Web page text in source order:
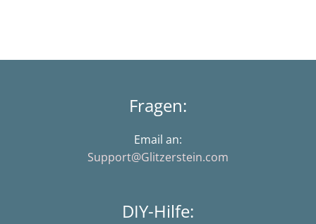
Fragen:
Email an:
Support@Glitzerstein.com
DIY-Hilfe: